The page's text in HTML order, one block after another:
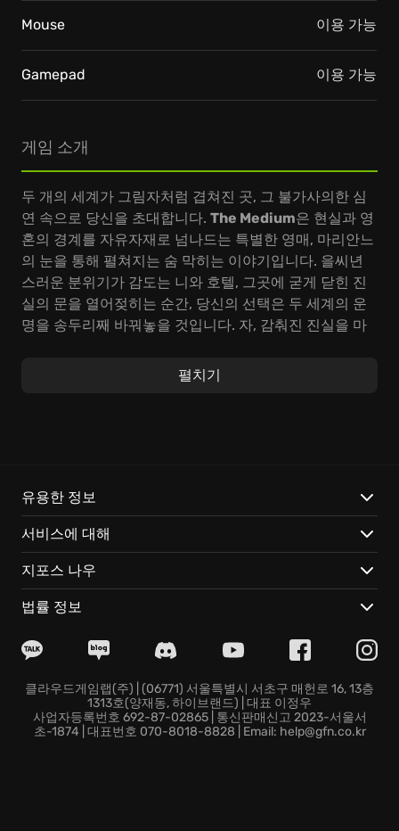
게임 소개
두 개의 세계가 그림자처럼 겹쳐진 곳, 그 불가사의한 심
연 속으로 당신을 초대합니다. The Medium은 현실과 영
혼의 경계를 자유자재로 넘나드는 특별한 영매, 마리안느
의 눈을 통해 펼쳐지는 숨 막히는 이야기입니다. 을씨년
스러운 분위기가 감도는 니와 호텔, 그곳에 굳게 닫힌 진
실의 문을 열어젖히는 순간, 당신의 선택은 두 세계의 운
명을 송두리째 바꿔놓을 것입니다. 자, 감춰진 진실을 마
별한영매 만이 지닌 능력을 십분 발휘하여, 두 세계에 흩
어진 조각난 단서들을 모으고, 잊혀진 기억의 저편으로
향하는 길을 찾아 나서십시오.
The Medium
험을 선사합니다. 두 세계를 자유롭게 넘나들며, 감춰진
기묘한 분위기가 감도는 압도적인 비주얼은 당신을 새로
던 참신한 퍼즐과 손에 땀을 쥐게 하는 스토리가 어우러
져, 깊이를 알 수 없는 몰입감을 선사합니다.
펼치기
Mouse 이용 가능
Gamepad 이용 가능
유용한 정보
서비스에 대해
지포스 나우
법률 정보
클라우드게임랩(주) | (06771) 서울특별시 서초구 매헌로 16, 13층
1313호(양재동, 하이브랜드) | 대표 이정우
사업자등록번호 692-87-02865 | 통신판매신고 2023-서울서
초-1874 | 대표번호 070-8018-8828 | Email: help@gfn.co.kr